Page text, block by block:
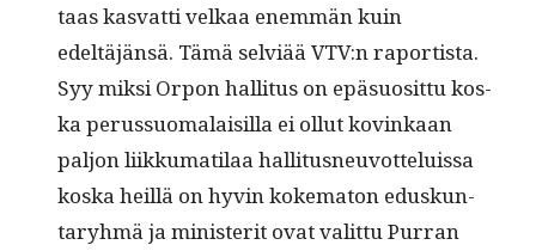
taas kas­vat­ti velkaa enem­män kuin
edeltäjän­sä. Tämä selviää VTV:n raportista.
Syy mik­si Orpon hal­li­tus on epä­su­osit­tu kos­
ka perus­suo­ma­laisil­la ei ollut kovinkaan
paljon liikku­mati­laa hal­li­tus­neu­vot­teluis­sa
kos­ka heil­lä on hyvin koke­ma­ton eduskun­
taryh­mä ja min­is­ter­it ovat valit­tu Purran